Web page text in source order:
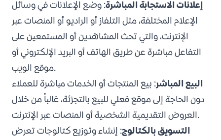
إعلانات الاستجابة المباشرة: وضع الإعلانات في وسائل
الإعلام المختلفة، مثل التلفاز أو الراديو أو المنصات عبر
الإنترنت، والتي تحث المشاهدين أو المستمعين على
التفاعل مباشرة عن طريق الهاتف أو البريد الإلكتروني أو
موقع الويب.
البيع المباشر: بيع المنتجات أو الخدمات مباشرة للعملاء
دون الحاجة إلى موقع فعلي للبيع بالتجزئة، غالباً من خلال
العروض التقديمية الشخصية أو المنصات عبر الإنترنت.
التسويق بالكتالوج: إنشاء وتوزيع كتالوجات تعرض